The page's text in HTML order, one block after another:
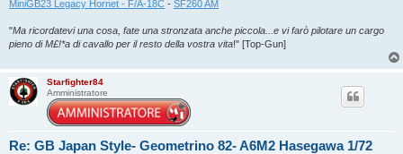
MiniGB23 Legacy Hornet - F/A-18C - SF260 AM
"Ma ricordatevi una cosa, fate una stronzata anche piccola...e vi farò pilotare un cargo
pieno di M£!*a di cavallo per il resto della vostra vita!" [Top-Gun]
Starfighter84
Amministratore
Re: GB Japan Style- Geometrino 82- A6M2 Hasegawa 1/72